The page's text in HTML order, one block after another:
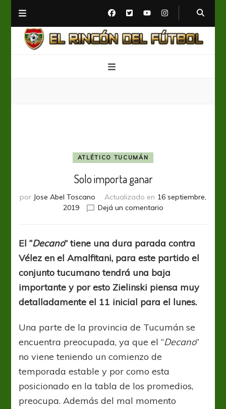
ATLÉTICO TUCUMÁN
Solo importa ganar
por Jose Abel Toscano Actualizado en 16 septiembre,
2019
Dejá un comentarioen
El “Decano” tiene una dura parada contra
Vélez en el Amalfitani, para este partido el
conjunto tucumano tendrá una baja
importante y por esto Zielinski piensa muy
detalladamente el 11 inicial para el lunes.
Una parte de la provincia de Tucumán se
encuentra preocupada, ya que el “Decano”
no viene teniendo un comienzo de
temporada estable y por como esta
posicionado en la tabla de los promedios,
preocupa. Además del mal momento